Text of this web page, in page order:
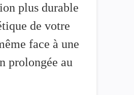
plus durable
de votre
face à une
prolongée au